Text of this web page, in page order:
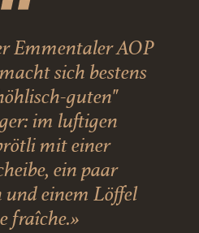
Emmentaler AOP
sich bestens
guten"
im luftigen
mit einer
ein paar
einem Löffel
fraîche.»